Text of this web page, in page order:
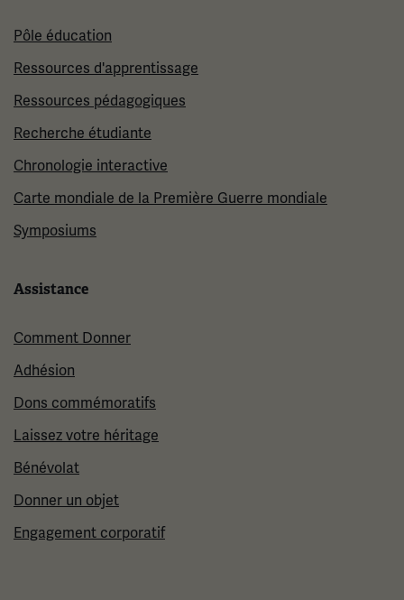
Pôle éducation
Ressources d'apprentissage
Ressources pédagogiques
Recherche étudiante
Chronologie interactive
Carte mondiale de la Première Guerre mondiale
Symposiums
Assistance
Comment Donner
Adhésion
Dons commémoratifs
Laissez votre héritage
Bénévolat
Donner un objet
Engagement corporatif